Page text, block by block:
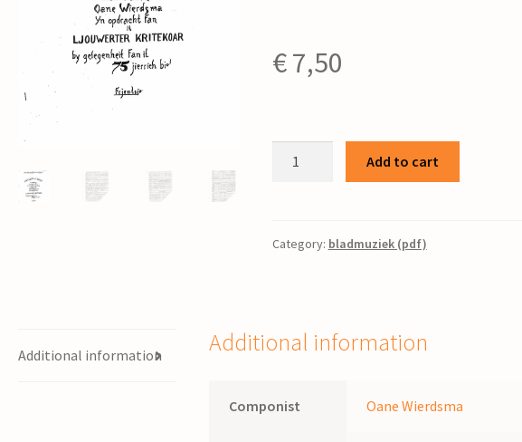
€7,50
gemengd
Oane
quantity
Add to cart
Category: bladmuziek (pdf)
Additional information Additional information
Componist Oane Wierdsma